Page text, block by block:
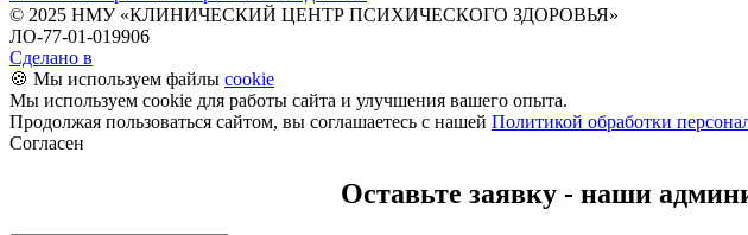
© 2025 НМУ «‎КЛИНИЧЕСКИЙ ЦЕНТР ПСИХИЧЕСКОГО ЗДОРОВЬЯ»‎
ЛО-77-01-019906
Сделано в
🍪 Мы используем файлы cookie
Мы используем cookie для работы сайта и улучшения вашего опыта.
Продолжая пользоваться сайтом, вы соглашаетесь с нашей Политикой обработки
Согласен
Оставьте заявку - наши